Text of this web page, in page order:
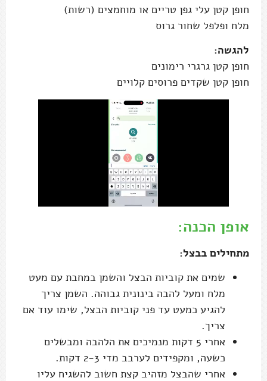
חופן קטן עלי גפן טריים או מוחמצים (רשות)
מלח ופלפל שחור גרוס
להגשה:
חופן קטן גרגרי רימונים
חופן קטן שקדים פרוסים קלויים
אופן הכנה:
מתחילים בבצל:
שמים את קוביות הבצל והשמן במחבת עם מעט
מלח ומעל להבה בינונית גבוהה. השמן צריך
להגיע כמעט עד פני קוביות הבצל, שימו עוד אם
צריך.
אחרי 5 דקות מנמיכים את הלהבה ומבשלים
כשעה, ומקפידים לערבב מדי 2-3 דקות.
אחרי שהבצל מזהיב קצת חשוב להשגיח עליו